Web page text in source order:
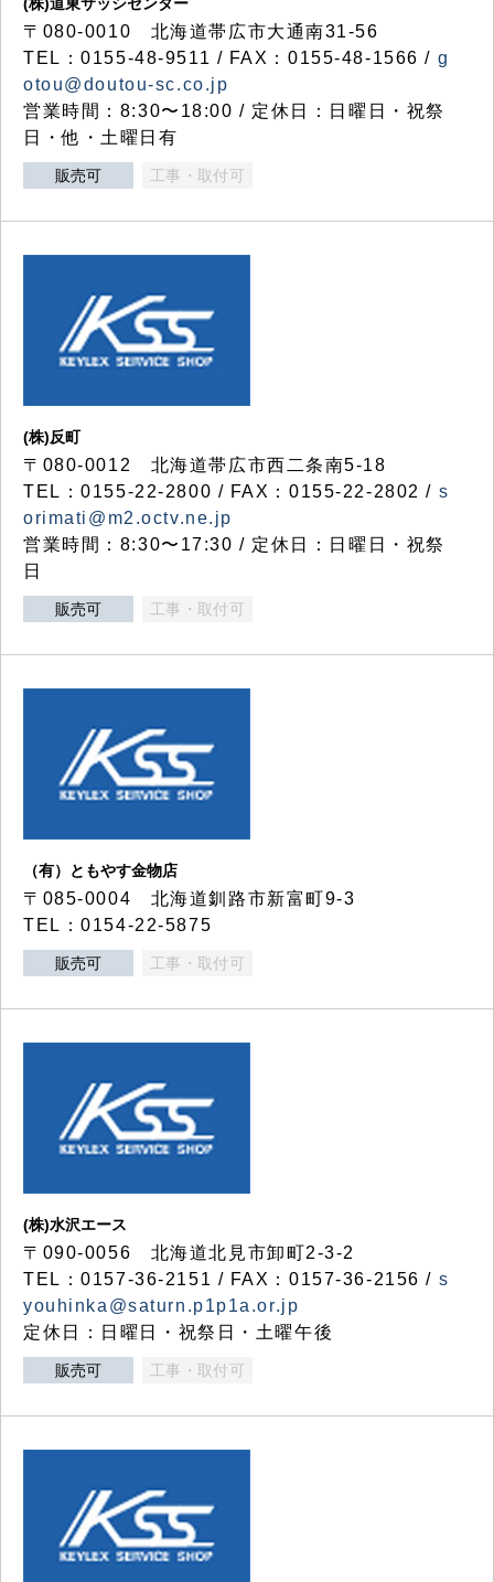
〒080-0010 北海道帯広市大通南31-56
TEL：0155-48-9511 / FAX：0155-48-1566 / g
otou@doutou-sc.co.jp
営業時間：8:30〜18:00 / 定休日：日曜日・祝祭
日・他・土曜日有
販売可 工事・取付可
(株)反町
〒080-0012 北海道帯広市西二条南5-18
TEL：0155-22-2800 / FAX：0155-22-2802 / s
orimati@m2.octv.ne.jp
営業時間：8:30〜17:30 / 定休日：日曜日・祝祭
日
販売可 工事・取付可
（有）ともやす金物店
〒085-0004 北海道釧路市新富町9-3
TEL：0154-22-5875
販売可 工事・取付可
(株)水沢エース
〒090-0056 北海道北見市卸町2-3-2
TEL：0157-36-2151 / FAX：0157-36-2156 / s
youhinka@saturn.p1p1a.or.jp
定休日：日曜日・祝祭日・土曜午後
販売可 工事・取付可